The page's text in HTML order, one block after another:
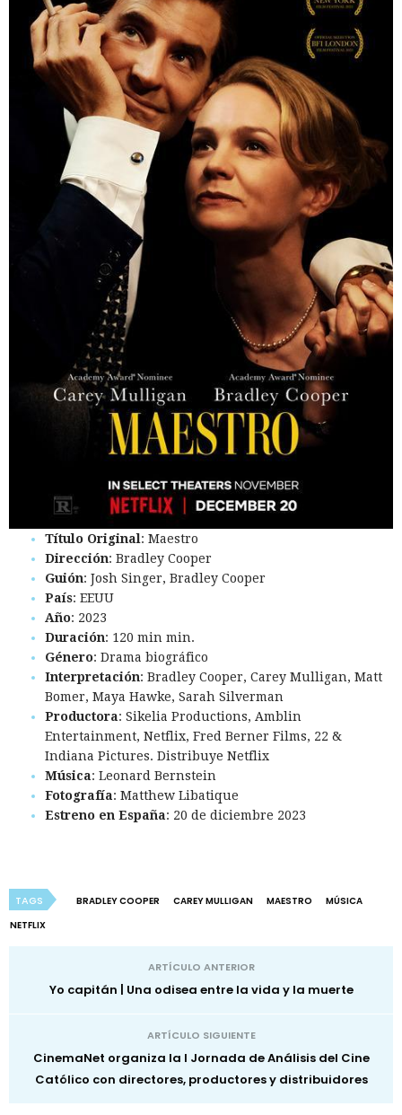
Título Original: Maestro
Dirección: Bradley Cooper
Guión: Josh Singer, Bradley Cooper
País: EEUU
Año: 2023
Duración: 120 min min.
Género: Drama biográfico
Interpretación: Bradley Cooper, Carey Mulligan, Matt
Bomer, Maya Hawke, Sarah Silverman
Productora: Sikelia Productions, Amblin
Entertainment, Netflix, Fred Berner Films, 22 &
Indiana Pictures. Distribuye Netflix
Música: Leonard Bernstein
Fotografía: Matthew Libatique
Estreno en España: 20 de diciembre 2023
TAGS BRADLEY COOPER CAREY MULLIGAN MAESTRO
MÚSICA
NETFLIX
ARTÍCULO ANTERIOR
Yo capitán | Una odisea entre la vida y la muerte
ARTÍCULO SIGUIENTE
CinemaNet organiza la I Jornada de Análisis del Cine
Católico con directores, productores y distribuidores